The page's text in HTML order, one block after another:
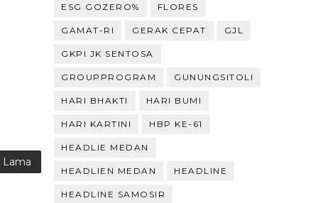
Lama
ESG GOZERO% FLORES
GAMAT-RI GERAK CEPAT GJL
GKPI JK SENTOSA
GROUPPROGRAM GUNUNGSITOLI
HARI BHAKTI HARI BUMI
HARI KARTINI HBP KE-61
HEADLIE MEDAN
HEADLIEN MEDAN HEADLINE
HEADLINE SAMOSIR